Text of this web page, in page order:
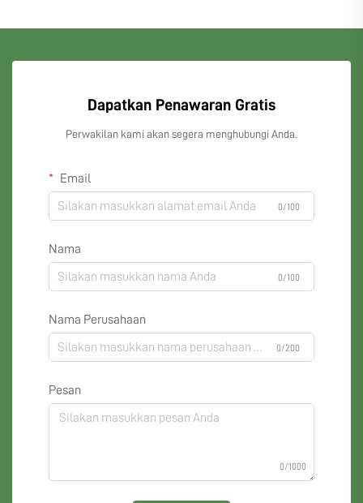
Dapatkan Penawaran Gratis
Perwakilan kami akan segera menghubungi Anda.
Email
0/100
Nama
0/100
Nama Perusahaan
0/200
Pesan
0/1000